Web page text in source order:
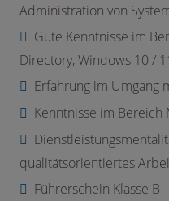
Administration von
Gute Kenntnisse im
Directory, Windows 10 /
Erfahrung im Umgang
Kenntnisse im Bereich
qualitätsorientiertes
Führerschein Klasse B